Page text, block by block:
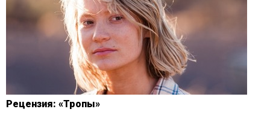
Рецензия: «Тропы»